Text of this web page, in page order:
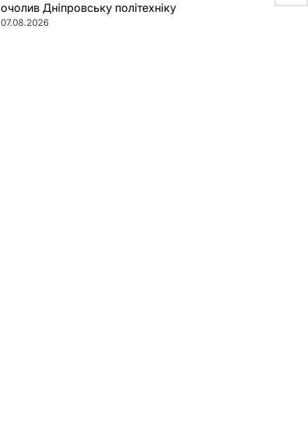
очолив Дніпровську політехніку
07.08.2026